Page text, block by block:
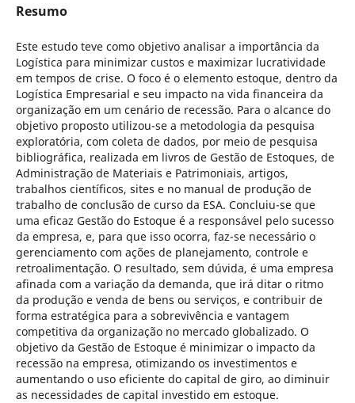
Resumo
Este estudo teve como objetivo analisar a importância da
Logística para minimizar custos e maximizar lucratividade
em tempos de crise. O foco é o elemento estoque, dentro da
Logística Empresarial e seu impacto na vida financeira da
organização em um cenário de recessão. Para o alcance do
objetivo proposto utilizou-se a metodologia da pesquisa
exploratória, com coleta de dados, por meio de pesquisa
bibliográfica, realizada em livros de Gestão de Estoques, de
Administração de Materiais e Patrimoniais, artigos,
trabalhos científicos, sites e no manual de produção de
trabalho de conclusão de curso da ESA. Concluiu-se que
uma eficaz Gestão do Estoque é a responsável pelo sucesso
da empresa, e, para que isso ocorra, faz-se necessário o
gerenciamento com ações de planejamento, controle e
retroalimentação. O resultado, sem dúvida, é uma empresa
afinada com a variação da demanda, que irá ditar o ritmo
da produção e venda de bens ou serviços, e contribuir de
forma estratégica para a sobrevivência e vantagem
competitiva da organização no mercado globalizado. O
objetivo da Gestão de Estoque é minimizar o impacto da
recessão na empresa, otimizando os investimentos e
aumentando o uso eficiente do capital de giro, ao diminuir
as necessidades de capital investido em estoque.